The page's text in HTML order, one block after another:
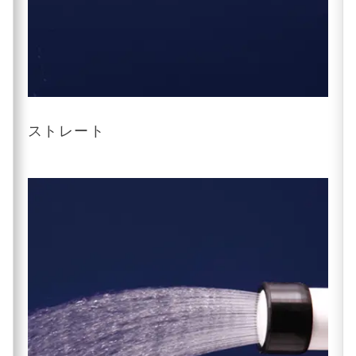
ストレート